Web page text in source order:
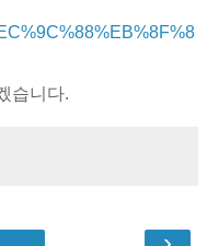
습니다.